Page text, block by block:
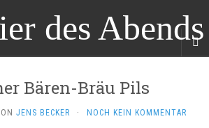
Bären-Bräu Pils
JENS BECKER · NOCH KEIN KOMMENTAR